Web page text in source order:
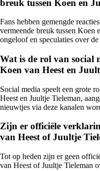
breuk tussen Koen en
Fans hebben gemengde
vermeende breuk tussen Koen
ongeloof en speculaties over
Wat is de rol van social
Koen van Heest en
Social media speelt een grote
Heest en Juultje Tieleman,
nieuwtjes via deze kanalen
Zijn er officiële
van Heest of Juultje
Tot op heden zijn er geen
van Heest of Juultje Tieleman